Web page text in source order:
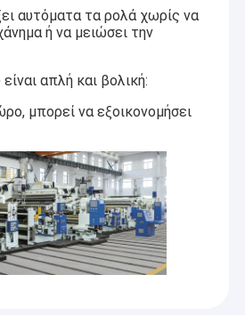
αυτόματα τα ρολά χωρίς να
ή να μειώσει την
απλή και βολική:
μπορεί να εξοικονομήσει